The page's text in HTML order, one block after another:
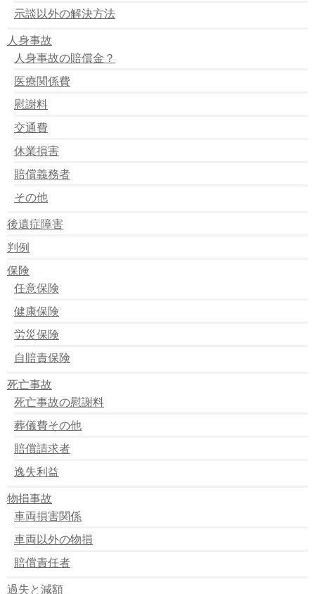
止まっている車に激突
長野県でバスとトラック衝突
コンビにに激突
四つ木で作業員はねられる
正面衝突で２人死亡
車バックして診療室に激突
兄弟の衝突事故
島根県 トンネル内で衝突事故
１５年前後にわたり偽造
無免許でひき逃げ
埼玉県 交通事故死亡者急増
バイクと自動車の衝突事故 一人死亡
示談以外の解決方法
人身事故
人身事故の賠償金？
医療関係費
慰謝料
交通費
休業損害
賠償義務者
その他
後遺症障害
判例
保険
任意保険
健康保険
労災保険
自賠責保険
死亡事故
死亡事故の慰謝料
葬儀費その他
賠償請求者
逸失利益
物損事故
車両損害関係
車両以外の物損
賠償責任者
過失と減額